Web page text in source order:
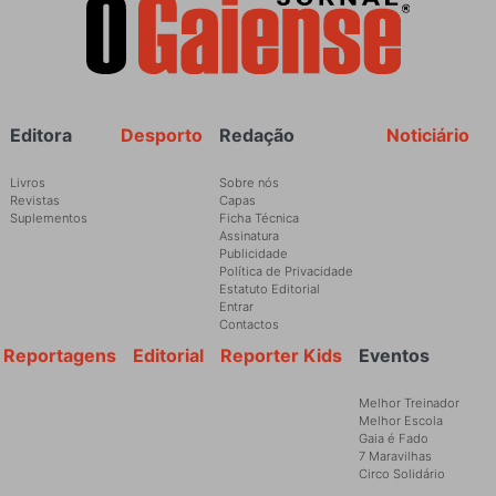
Rodapé Noticiário
Redação
Sobre nós
Capas
Ficha Técnica
Assinatura
Publicidade
Política de Privacidade
Estatuto Editorial
Entrar
Contactos
Desporto
Editora
Livros
Revistas
Suplementos
Eventos
Melhor Treinador
Melhor Escola
Gaia é Fado
7 Maravilhas
Circo Solidário
Reporter Kids
Editorial
Reportagens